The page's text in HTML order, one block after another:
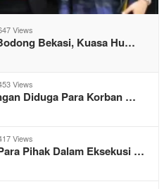
Views
Bekasi, Kuasa Hu…
Views
Diduga Para Korban …
Views
Pihak Dalam Eksekusi …